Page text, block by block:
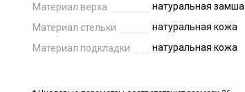
Материал верха
натуральная замша
Материал стельки
натуральная кожа
Материал подкладки
натуральная кожа